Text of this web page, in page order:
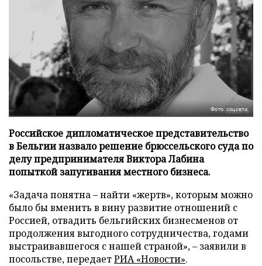
Фото: соцсети
Российское дипломатическое представительство
в Бельгии назвало решение брюссельского суда по
делу предпринимателя Виктора Лабина
попыткой запугивания местного бизнеса.
«Задача понятна – найти «жертв», которым можно
было бы вменить в вину развитие отношений с
Россией, отвадить бельгийских бизнесменов от
продолжения выгодного сотрудничества, годами
выстраивавшегося с нашей страной», – заявили в
посольстве, передаетРИА «Новости».